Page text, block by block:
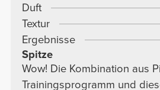
Duft
Textur
Ergebnisse
Spitze
Wow! Die Kombination aus
Trainingsprogramm und